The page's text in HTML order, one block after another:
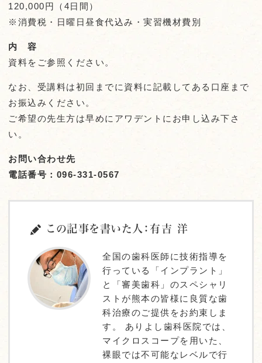
120,000円（4日間）
※消費税・日曜日昼食代込み・実習機材費別
内 容
資料をご参照ください。
なお、受講料は初回までに資料に記載してある口座まで
お振込みください。
ご希望の先生方は早めにアワデントにお申し込み下さ
い。
お問い合わせ先
電話番号：096-331-0567
この記事を書いた人：有吉 洋
全国の歯科医師に技術指導を
行っている「インプラント」
と「審美歯科」のスペシャリ
ストが熊本の皆様に良質な歯
科治療のご提供をお約束しま
す。 ありよし歯科医院では、
マイクロスコープを用いた、
裸眼では不可能なレベルで行